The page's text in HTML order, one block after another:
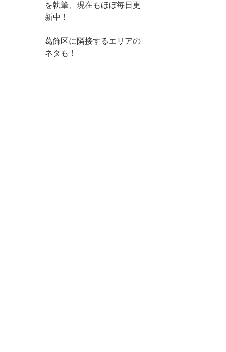
を執筆、現在もほぼ毎日更
新中！
葛飾区に隣接するエリアの
ネタも！